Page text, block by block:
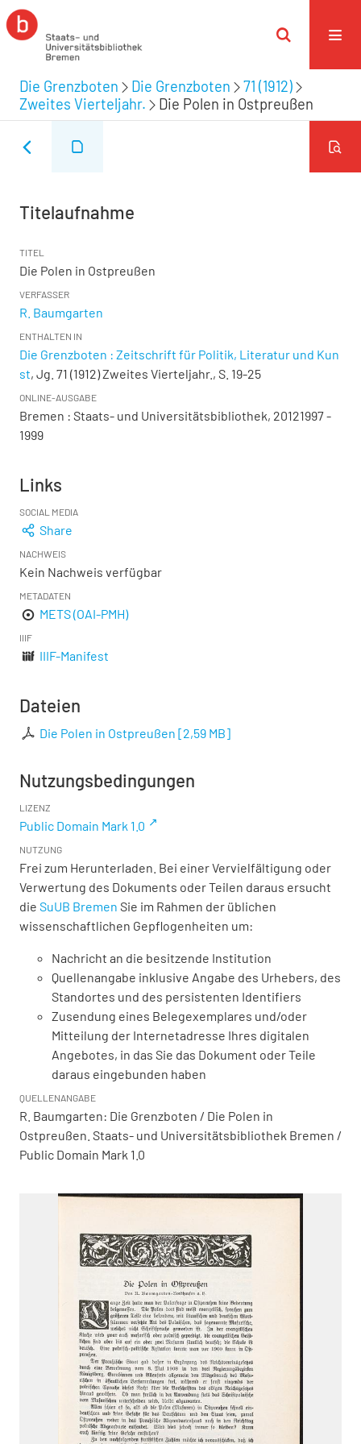
Die Grenzboten Die Grenzboten
71 (1912)
Zweites Vierteljahr.
Die Polen in Ostpreußen
Titelaufnahme
TITEL
Die Polen in Ostpreußen
VERFASSER
R. Baumgarten
ENTHALTEN IN
Die Grenzboten : Zeitschrift für Politik, Literatur und Kun
st, Jg. 71 (1912) Zweites Vierteljahr., S. 19-25
ONLINE-AUSGABE
Bremen : Staats- und Universitätsbibliothek, 20121997 -
1999
Links
SOCIAL MEDIA
Share
NACHWEIS
Kein Nachweis verfügbar
METADATEN
METS (OAI-PMH)
IIIF
IIIF-Manifest
Dateien
Die Polen in Ostpreußen [2,59 MB]
Nutzungsbedingungen
LIZENZ
Public Domain Mark 1.0
NUTZUNG
Frei zum Herunterladen. Bei einer Vervielfältigung oder
Verwertung des Dokuments oder Teilen daraus ersucht
die SuUB Bremen Sie im Rahmen der üblichen
wissenschaftlichen Gepflogenheiten um:
Nachricht an die besitzende Institution
Quellenangabe inklusive Angabe des Urhebers, des
Standortes und des persistenten Identifiers
Zusendung eines Belegexemplares und/oder
Mitteilung der Internetadresse Ihres digitalen
Angebotes, in das Sie das Dokument oder Teile
daraus eingebunden haben
QUELLENANGABE
R. Baumgarten: Die Grenzboten / Die Polen in
Ostpreußen. Staats- und Universitätsbibliothek Bremen /
Public Domain Mark 1.0